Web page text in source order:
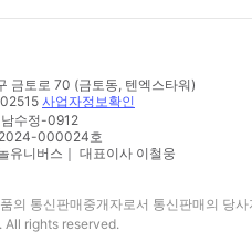
금토로 70 (금토동, 텐엑스타워)
사업자정보확인
수정-0912
2024-000024호
유니버스｜ 대표이사 이철웅
의 통신판매중개자로서 통신판매의 당
All rights reserved.